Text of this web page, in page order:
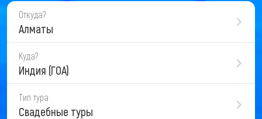
Откуда?
Алматы
Куда?
Индия (ГОА)
Тип тура
Свадебные туры